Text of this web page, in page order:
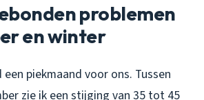
problemen
en winter
piekmaand voor ons. Tussen
zie ik een stijging van 35 tot 45